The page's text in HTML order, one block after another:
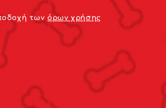
τωνόρων χρήσης